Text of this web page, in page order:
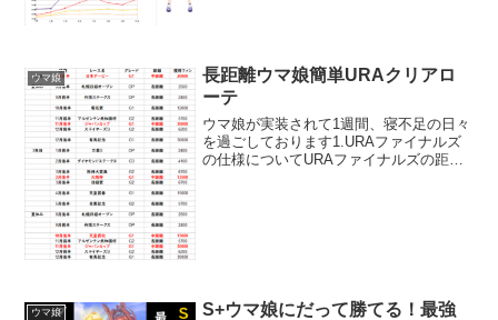
ウマ娘
長距離ウマ娘簡単URAクリアロ
ーテ
ウマ娘が実装されて1週間、寝不足の日々
を過ごしております1.URAファイナルズ
の仕様についてURAファイナルズの距離
ウマ娘
S+ウマ娘にだって勝てる！最強